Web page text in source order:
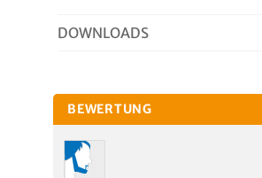
DOWNLOADS
BEWERTUNG